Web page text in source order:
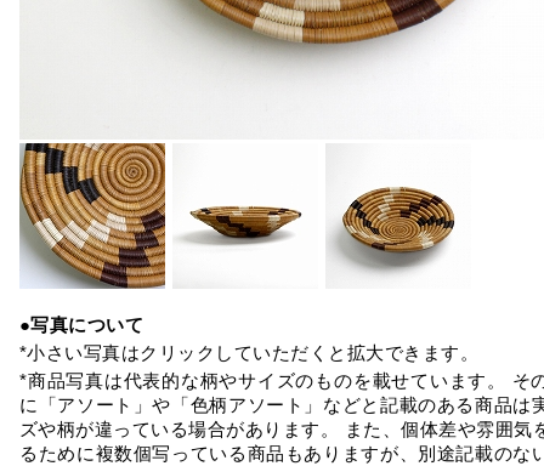
●写真について
*小さい写真はクリックしていただくと拡大できます。
*商品写真は代表的な柄やサイズのものを載せています。 そ
に「アソート」や「色柄アソート」などと記載のある商品は
ズや柄が違っている場合があります。 また、個体差や雰囲気
るために複数個写っている商品もありますが、別途記載のな